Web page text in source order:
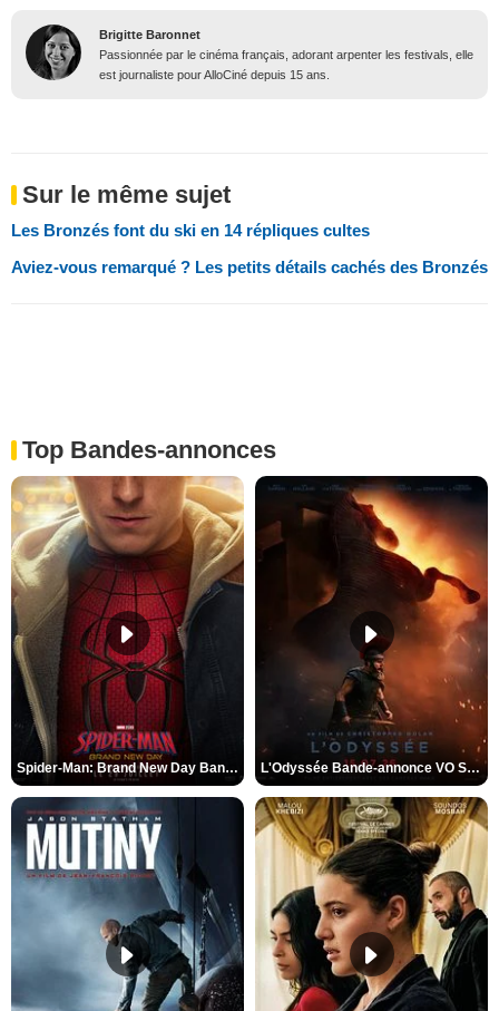
Brigitte Baronnet
Passionnée par le cinéma français, adorant arpenter les festivals, elle
est journaliste pour AlloCiné depuis 15 ans.
Sur le même sujet
Les Bronzés font du ski en 14 répliques cultes
Aviez-vous remarqué ? Les petits détails cachés des Bronzés
Top Bandes-annonces
Spider-Man: Brand New Day Bande-annonce VO STFR L'Odyssée Bande-annonce VO STFR